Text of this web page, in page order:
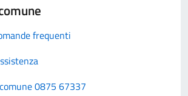
frequenti
0875 67337